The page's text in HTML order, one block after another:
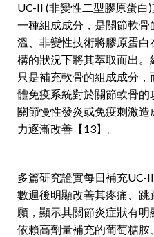
UC-II (非變性二型膠原蛋白
一種組成成分，是關節軟
溫、非變性技術將膠原蛋
構的狀況下將其萃取而出
只是補充軟骨的組成成分
體免疫系統對於關節軟骨
關節慢性發炎或免疫刺激
力逐漸改善【13】。
多篇研究證實每日補充UC-
數週後明顯改善其疼痛、
願，顯示其關節炎症狀有
依賴高劑量補充的葡萄糖